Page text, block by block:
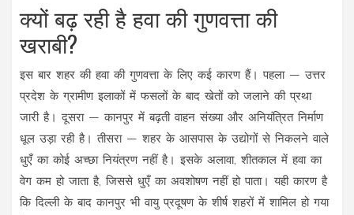
क्यों बढ़ रही है हवा की गुणवत्ता की
खराबी?
इस बार शहर की हवा की गुणवत्ता के लिए कई कारण हैं। पहला —उत्तर
प्रदेश के ग्रामीण इलाकों में फसलों के बाद खेतों को जलाने की प्रथा
जारी है। दूसरा —कानपुर में बढ़ती वाहन संख्या और अनियंत्रित निर्माण
धूल उड़ा रही है। तीसरा — शहर के आसपास के उद्योगों से निकलने वाले
धुएँ का कोई अच्छा नियंत्रण नहीं है। इसके अलावा, शीतकाल में हवा का
वेग कम हो जाता है, जिससे धुएँ का अवशोषण नहीं हो पाता। यही कारण है
कि दिल्ली के बाद कानपुर भी वायु प्रदूषण के शीर्ष शहरों में शामिल हो गया